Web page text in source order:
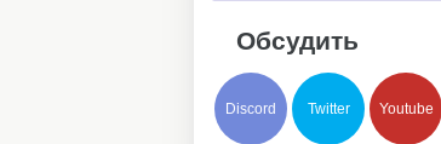
Обсудить
Discord Twitter Youtube